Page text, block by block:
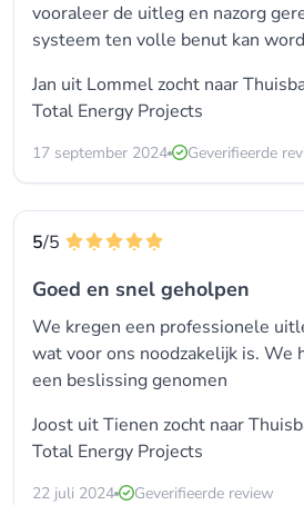
vooraleer de uitleg en nazorg
systeem ten volle benut kan
Jan uit Lommel zocht naar
Total Energy Projects
17 september 2024 Geverifieerde
5/5
Goed en snel geholpen
We kregen een professionele
wat voor ons noodzakelijk is. We
een beslissing genomen
Joost uit Tienen zocht naar
Total Energy Projects
22 juli 2024 Geverifieerde review